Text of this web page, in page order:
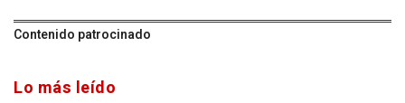
Contenido patrocinado
Lo más leído